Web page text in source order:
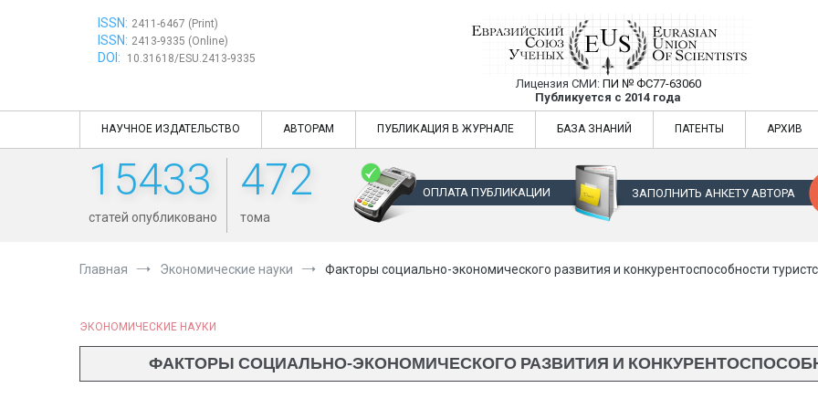
ISSN: 2411-6467 (Print)
ISSN: 2413-9335 (Online)
DOI: 10.31618/ESU.2413-9335
Евразийский Союз Ученых —
Лицензия СМИ: ПИ № ФС77-63060
Публикуется с 2014 года
Евразийский Союз Ученых — публикация научных статей в
НАУЧНОЕ ИЗДАТЕЛЬСТВО АВТОРАМ ПУБЛИКАЦИЯ В ЖУРНАЛЕ БАЗА ЗНАНИЙ ПАТЕНТЫ АРХИВ
15433
статей опубликовано
472
тома
ОПЛАТА ПУБЛИКАЦИИ ЗАПОЛНИТЬ АНКЕТУ АВТОРА
Главная Экономические науки Факторы социально-экономического развития и конкурентоспособности
ЭКОНОМИЧЕСКИЕ НАУКИ
ФАКТОРЫ СОЦИАЛЬНО-ЭКОНОМИЧЕСКОГО РАЗВИТИЯ И